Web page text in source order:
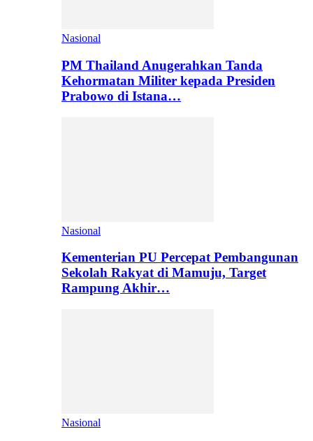
Nasional
PM Thailand Anugerahkan Tanda
Kehormatan Militer kepada Presiden
Prabowo di Istana…
Nasional
Kementerian PU Percepat Pembangunan
Sekolah Rakyat di Mamuju, Target
Rampung Akhir…
Nasional